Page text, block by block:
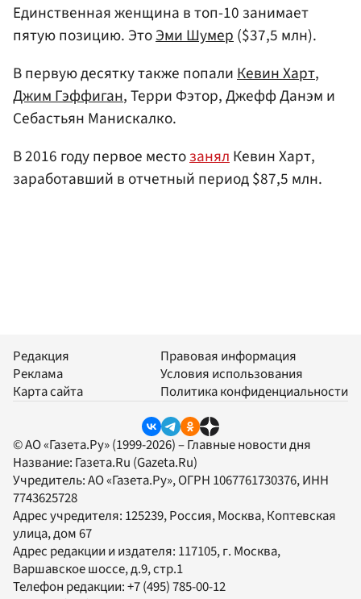
Единственная женщина в топ-10 занимает
пятую позицию. ЭтоЭми Шумер ($37,5 млн).
В первую десятку также попалиКевин Харт,
Джим Гэффиган, Терри Фэтор, Джефф Данэм и
Себастьян Манискалко.
В 2016 году первое местозанялКевин Харт,
заработавший в отчетный период $87,5 млн.
Редакция
Реклама
Карта сайта
Правовая информация
Условия использования
Политика конфиденциальности
© АО «Газета.Ру» (1999-2026) – Главные новости дня
Название: Газета.Ru (Gazeta.Ru)
Учредитель:АО «Газета.Ру», ОГРН 1067761730376, ИНН
7743625728
Адрес учредителя: 125239, Россия, Москва, Коптевская
улица, дом 67
Адрес редакции и издателя: 117105, г. Москва,
Варшавское шоссе, д.9, стр.1
Телефон редакции:+7 (495) 785-00-12